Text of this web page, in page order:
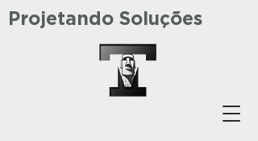
Projetando Soluções